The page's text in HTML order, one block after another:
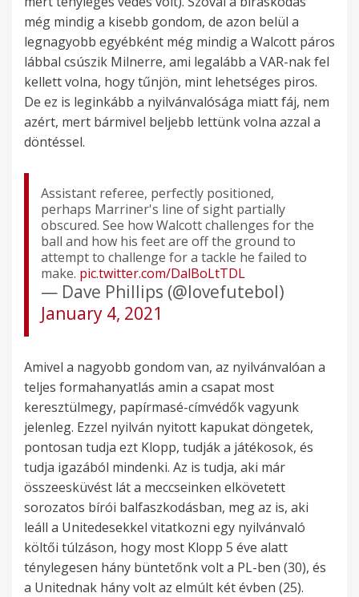
még mindig a kisebb gondom, de azon belül a
legnagyobb egyébként még mindig a Walcott páros
lábbal csúszik Milnerre, ami legalább a VAR-nak fel
kellett volna, hogy tűnjön, mint lehetséges piros.
De ez is leginkább a nyilvánvalósága miatt fáj, nem
azért, mert bármivel beljebb lettünk volna azzal a
döntéssel.
Assistant referee, perfectly positioned,
perhaps Marriner's line of sight partially
obscured. See how Walcott challenges for the
ball and how his feet are off the ground to
attempt to challenge for a tackle he failed to
make. pic.twitter.com/DalBoLtTDL
— Dave Phillips (@lovefutebol)
January 4, 2021
Amivel a nagyobb gondom van, az nyilvánvalóan a
teljes formahanyatlás amin a csapat most
keresztülmegy, papírmasé-címvédők vagyunk
jelenleg. Ezzel nyilván nyitott kapukat döngetek,
pontosan tudja ezt Klopp, tudják a játékosok, és
tudja igazából mindenki. Az is tudja, aki már
összeesküvést lát a meccseinken elkövetett
sorozatos bírói balfaszkodásban, meg az is, aki
leáll a Unitedesekkel vitatkozni egy nyilvánvaló
költői túlzáson, hogy most Klopp 5 éve alatt
ténylegesen hány büntetőnk volt a PL-ben (30), és
a Unitednak hány volt az elmúlt két évben (25).